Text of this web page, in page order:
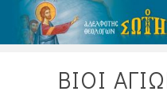
ΒΙΟΙ